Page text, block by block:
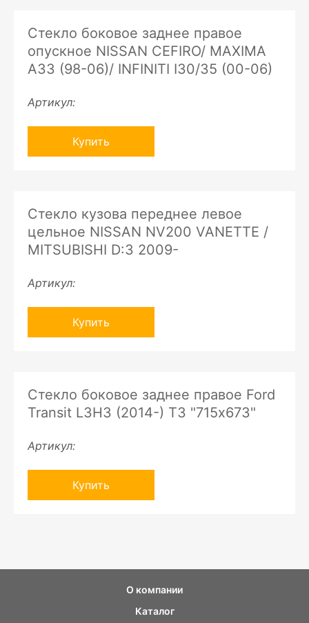
Стекло боковое заднее правое
опускное NISSAN CEFIRO/ MAXIMA
A33 (98-06)/ INFINITI I30/35 (00-06)
Артикул:
Купить
Стекло кузова переднее левое
цельное NISSAN NV200 VANETTE /
MITSUBISHI D:3 2009-
Артикул:
Купить
Стекло боковое заднее правое Ford
Transit L3H3 (2014-) ТЗ "715х673"
Артикул:
Купить
О компании
Каталог